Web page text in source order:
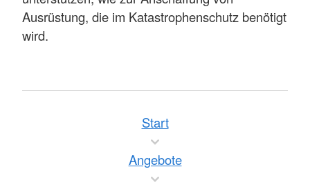
Ausrüstung, die im Katastrophenschutz benötigt
wird.
Start
Angebote